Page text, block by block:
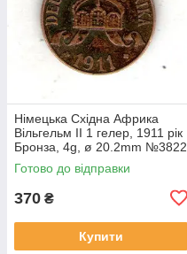
Німецька Східна Африка
Вільгельм II 1 гелер, 1911 рік
Бронза, 4g, ø 20.2mm №3822
Готово до відправки
370 ₴
Купити